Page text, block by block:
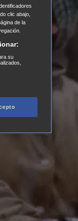
clic abajo,
de la
su